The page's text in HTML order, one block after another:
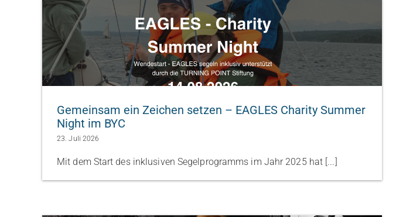
Gemeinsam ein Zeichen setzen – EAGLES Charity Summer
Night im BYC
23. Juli 2026
Mit dem Start des inklusiven Segelprogramms im Jahr 2025 hat [...]